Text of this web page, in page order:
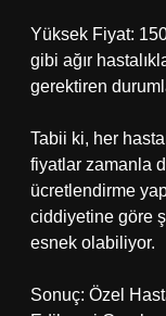
Yüksek Fiyat:
gibi ağır
gerektiren
Tabii ki, her
fiyatlar zamanla
ücretlendirme
ciddiyetine göre
esnek olabiliyor.
Sonuç: Özel